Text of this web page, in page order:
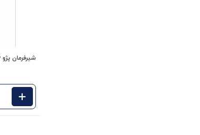
شیرفرمان پژو 206 - 207 201304 جی ای اس پی